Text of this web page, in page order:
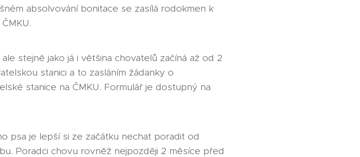
absolvování bonitace se zasílá rodokmen k
stejně jako já i většina chovatelů začíná až od 2
stanici a to zasláním žádanky o
stanice na ČMKU. Formulář je dostupný na
psa je lepší si ze začátku nechat poradit od
Poradci chovu rovněž nejpozději 2 měsíce před